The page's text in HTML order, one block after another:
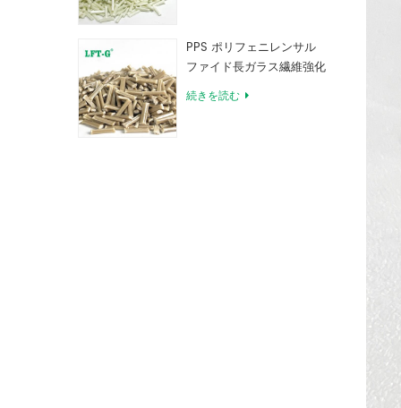
PPS ポリフェニレンサル
ファイド長ガラス繊維強化
コンパウンド
続きを読む